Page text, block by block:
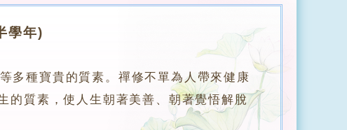
學年)
多種寶貴的質素。禪修不單為人帶來健康
的質素，使人生朝著美善、朝著覺悟解脫